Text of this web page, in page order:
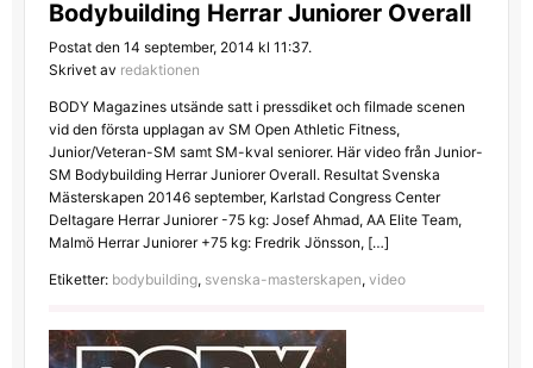
Bodybuilding Herrar Juniorer Overall
Postat den 14 september, 2014 kl 11:37.
Skrivet av redaktionen
BODY Magazines utsände satt i pressdiket och filmade scenen
vid den första upplagan av SM Open Athletic Fitness,
Junior/Veteran-SM samt SM-kval seniorer. Här video från Junior-
SM Bodybuilding Herrar Juniorer Overall. Resultat Svenska
Mästerskapen 20146 september, Karlstad Congress Center
Deltagare Herrar Juniorer -75 kg: Josef Ahmad, AA Elite Team,
Malmö Herrar Juniorer +75 kg: Fredrik Jönsson, […]
Etiketter: bodybuilding, svenska-masterskapen, video